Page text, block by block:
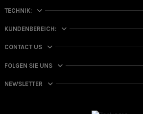
TECHNIK:
KUNDENBEREICH:
CONTACT US
FOLGEN SIE UNS
NEWSLETTER